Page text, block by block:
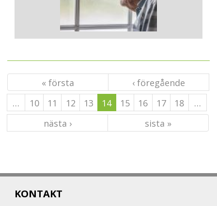
« första
‹ föregående
…
10 11 12 13 14 15 16 17 18
…
nästa ›
sista »
KONTAKT